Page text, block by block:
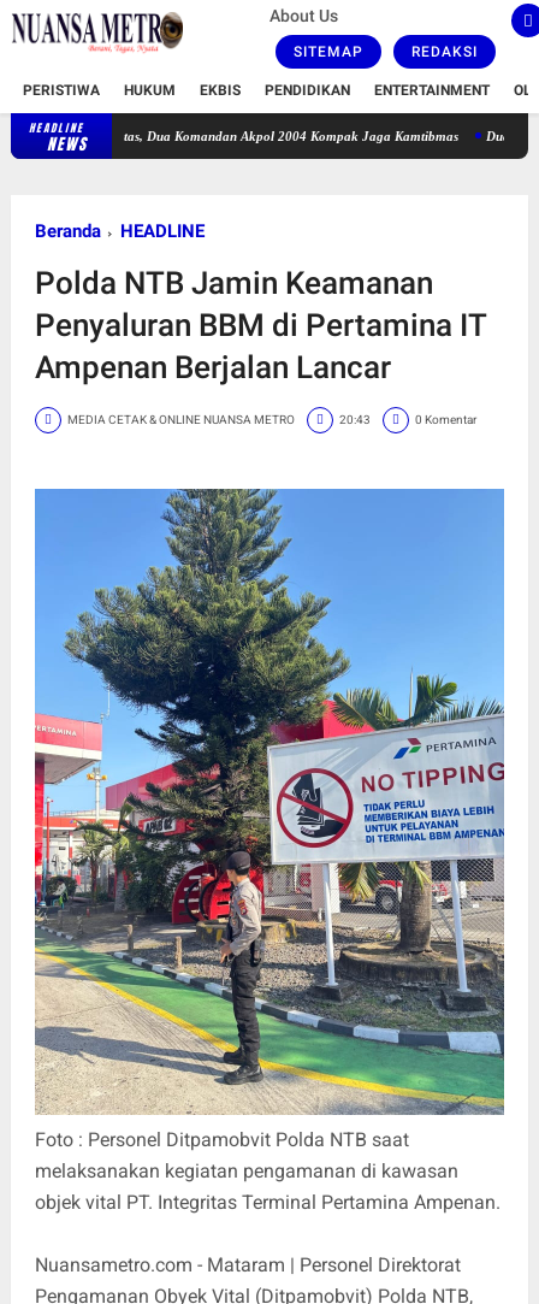
About Us
SITEMAP REDAKSI
PERISTIWA HUKUM EKBIS PENDIDIKAN ENTERTAINMENT
HEADLINE
NEWSDua Komandan Akpol 2004 Kompak Jaga Kamtibmas Dua Korban KM
Beranda HEADLINE
Polda NTB Jamin Keamanan
Penyaluran BBM di Pertamina IT
Ampenan Berjalan Lancar
MEDIA CETAK & ONLINE NUANSA METRO 20:43 0 Komentar
Foto : Personel Ditpamobvit Polda NTB saat
melaksanakan kegiatan pengamanan di kawasan
objek vital PT. Integritas Terminal Pertamina Ampenan.
Nuansametro.com - Mataram | Personel Direktorat
Pengamanan Obyek Vital (Ditpamobvit) Polda NTB,